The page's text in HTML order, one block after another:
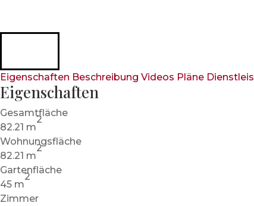
Eigenschaften Beschreibung Videos Pläne
Eigenschaften
Gesamtfläche
82.21 m
2
Wohnungsfläche
82.21 m
2
Gartenfläche
45 m
2
Zimmer